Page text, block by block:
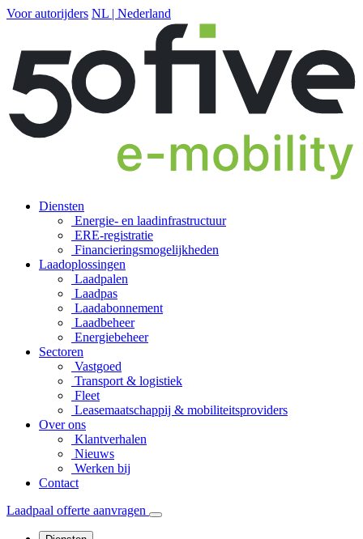
Voor autorijders NL | Nederland
Diensten
Energie- en laadinfrastructuur
ERE-registratie
Financierings­mogelijkheden
Laadoplossingen
Laadpalen
Laadpas
Laadabonnement
Laadbeheer
Energiebeheer
Sectoren
Vastgoed
Transport & logistiek
Fleet
Leasemaatschappij & mobiliteitsproviders
Over ons
Klantverhalen
Nieuws
Werken bij
Contact
Laadpaal offerte aanvragen